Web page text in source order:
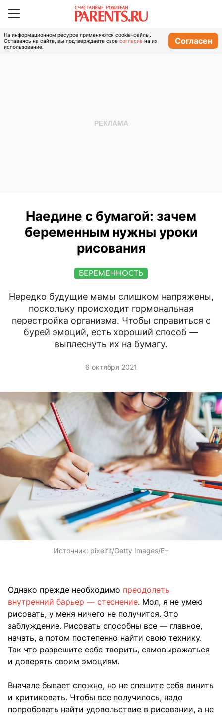
На информационном ресурсе применяются cookie-файлы.
Оставаясь на сайте, вы подтверждаете свое согласие на их
использование.
Согласен
Наедине с бумагой: зачем
беременным нужны уроки
рисования
БЕРЕМЕННОСТЬ
Нередко будущие мамы слишком напряжены,
поскольку происходит гормональная
перестройка организма. Чтобы справиться с
бурей эмоций, есть хороший способ —
выплеснуть их на бумагу.
6 октября 2021
Источник: pixelfit/Getty Images/E+
Однако прежде необходимо преодолеть
внутренний барьер — стеснение. Мол, я не умею
рисовать, у меня ничего не получится. Это
заблуждение. Рисовать способны все — главное,
начать, а потом постепенно найти свою технику.
Так что разрешите себе творить, самовыражаться
и доверять своим эмоциям.
Вначале бывает сложно, но не спешите себя винить
и критиковать. Чтобы все получилось, надо
попробовать найти удовольствие в рисовании, а не